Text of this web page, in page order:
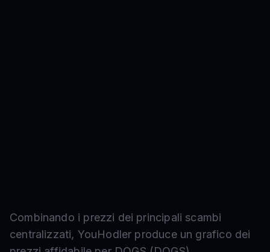
Combinando i prezzi dei principali scambi
centralizzati, YouHodler produce un grafico dei